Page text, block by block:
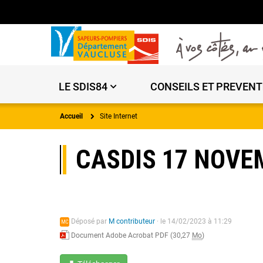
LE SDIS84 CONSEILS ET
Accueil Site Internet
CASDIS 17
MC Déposé par M contributeur · le 14/02/2023 à 11:29
Document Adobe Acrobat PDF (30,27 Mo)